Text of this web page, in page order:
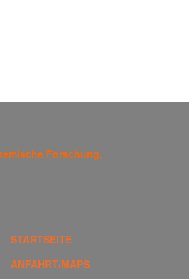
Forschung,
STARTSEITE
ANFAHRT/MAPS